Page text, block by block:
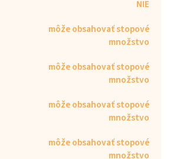
NIE
môže obsahovať stopové
množstvo
môže obsahovať stopové
množstvo
môže obsahovať stopové
množstvo
môže obsahovať stopové
množstvo